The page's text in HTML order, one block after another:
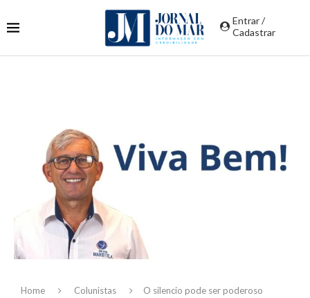
Entrar /
Cadastrar
Home Colunistas O silencio pode ser poderoso